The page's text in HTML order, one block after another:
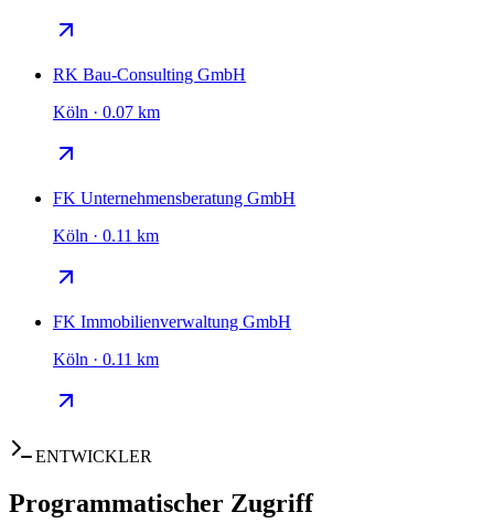
RK Bau-Consulting GmbH
Köln · 0.07 km
FK Unternehmensberatung GmbH
Köln · 0.11 km
FK Immobilienverwaltung GmbH
Köln · 0.11 km
ENTWICKLER
Programmatischer Zugriff